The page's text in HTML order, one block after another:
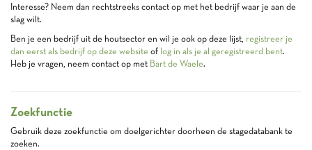
Interesse? Neem dan rechtstreeks contact op met het bedrijf waar je aan de
slag wilt.
Ben je een bedrijf uit de houtsector en wil je ook op deze lijst, registreer je
dan eerst als bedrijf op deze website of log in als je al geregistreerd bent.
Heb je vragen, neem contact op met Bart de Waele.
Zoekfunctie
Gebruik deze zoekfunctie om doelgerichter doorheen de stagedatabank te
zoeken.